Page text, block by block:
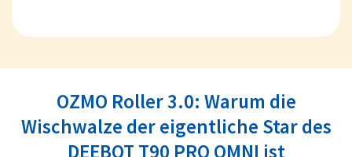
OZMO Roller 3.0: Warum die
Wischwalze der eigentliche Star des
DEEBOT T90 PRO OMNI ist